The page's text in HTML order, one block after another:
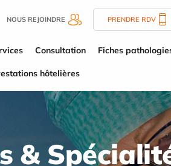
NOUS REJOINDRE PRENDRE RDV
Consultation Fiches
hôtelières
&